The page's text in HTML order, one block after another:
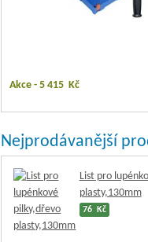
Akce -5 415 Kč
Nejprodávanější
List pro
plasty,130mm
76 Kč